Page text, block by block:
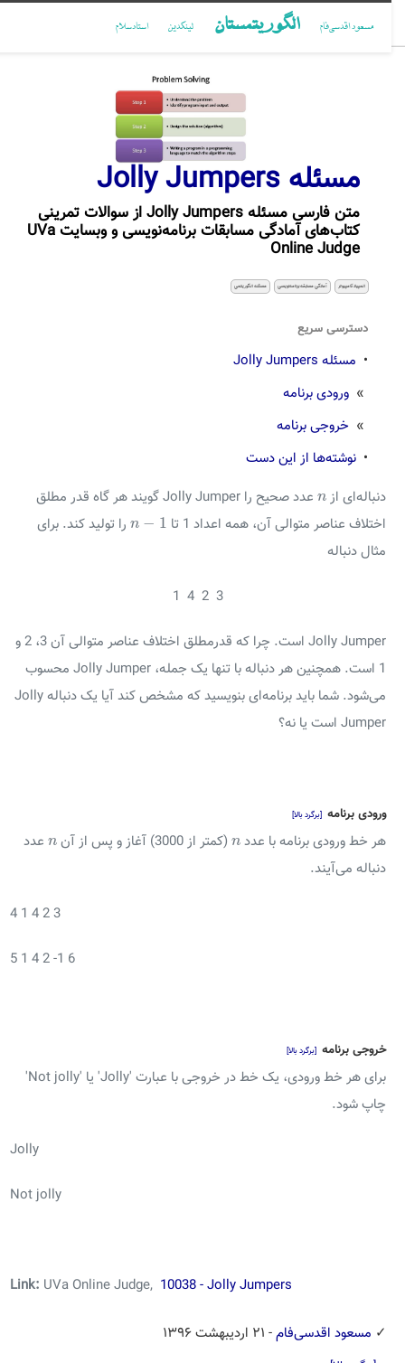
مسعود اقدسی‌فام الگوریتمستان لینکدین استادسلام
مسئله Jolly Jumpers
متن فارسی مسئله Jolly Jumpers از سوالات تمرینی
کتاب‌های آمادگی مسابقات برنامه‌نویسی و وبسایت UVa
Online Judge
المپیاد کامپیوتر آمادگی مسابقه برنامه‌نویسی مسئله الگوریتمی
دسترسی سریع
مسئله Jolly Jumpers
»ورودی برنامه
»خروجی برنامه
نوشته‌ها از این دست
دنباله‌ای از n
n
عدد صحیح را Jolly Jumper گویند هر گاه قدر مطلق
اختلاف عناصر متوالی آن، همه اعداد 1 تا
n − 1
−1
را تولید کند. برای
مثال دنباله
1 4 2 3
Jolly Jumper است. چرا که قدرمطلق اختلاف عناصر متوالی آن 3، 2 و
1 است. همچنین هر دنباله با تنها یک جمله، Jolly Jumper محسوب
می‌شود. شما باید برنامه‌ای بنویسید که مشخص کند آیا یک دنباله Jolly
Jumper است یا نه؟
ورودی برنامه [برگرد بالا]
هر خط ورودی برنامه با عددn
n(کمتر از 3000) آغاز و پس از آن n
nعدد
دنباله می‌آیند.
4 1 4 2 3
5 1 4 2 -1 6
خروجی برنامه [برگرد بالا]
برای هر خط ورودی، یک خط در خروجی با عبارت 'Jolly' یا 'Not jolly'
چاپ شود.
Jolly
Not jolly
Link:UVa Online Judge,10038 - Jolly Jumpers
مسعود اقدسی‌فام- ۲۱ اردیبهشت ۱۳۹۶